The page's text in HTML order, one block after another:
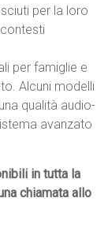
per la loro
per famiglie e
Alcuni modelli
qualità audio-
avanzato
in tutta la
chiamata allo